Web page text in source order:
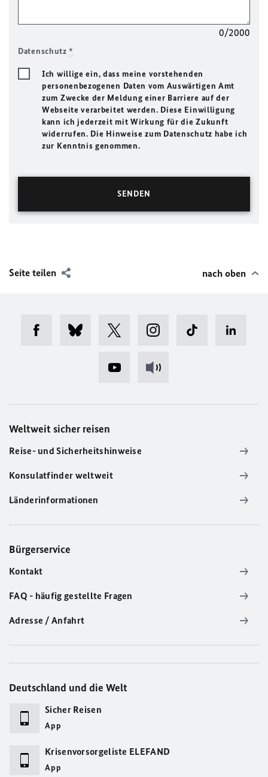
0/2000
Datenschutz*
Ich willige ein, dass meine vorstehenden
personenbezogenen Daten vom Auswärtigen Amt
zum Zwecke der Meldung einer Barriere auf der
Webseite verarbeitet werden. Diese Einwilligung
kann ich jederzeit mit Wirkung für die Zukunft
widerrufen. Die Hinweise zum Datenschutz habe ich
zur Kenntnis genommen.
Seite teilen nach oben
Weltweit sicher reisen
Reise- und Sicherheitshinweise
Konsulatfinder weltweit
Länderinformationen
Bürgerservice
Kontakt
FAQ - häufig gestellte Fragen
Adresse / Anfahrt
Deutschland und die Welt
Sicher Reisen
App
Krisenvorsorgeliste ELEFAND
App